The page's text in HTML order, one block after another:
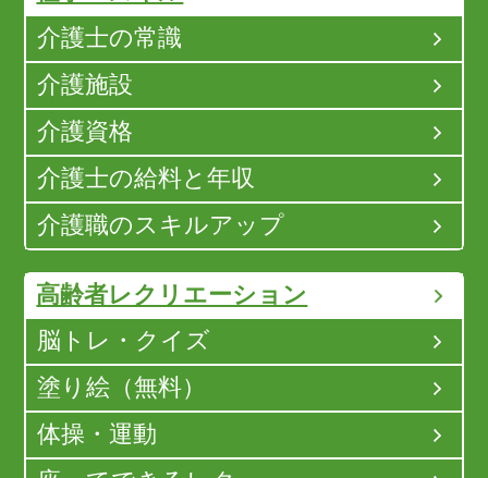
介護士の常識
介護施設
介護資格
介護士の給料と年収
介護職のスキルアップ
高齢者レクリエーション
脳トレ・クイズ
塗り絵（無料）
体操・運動